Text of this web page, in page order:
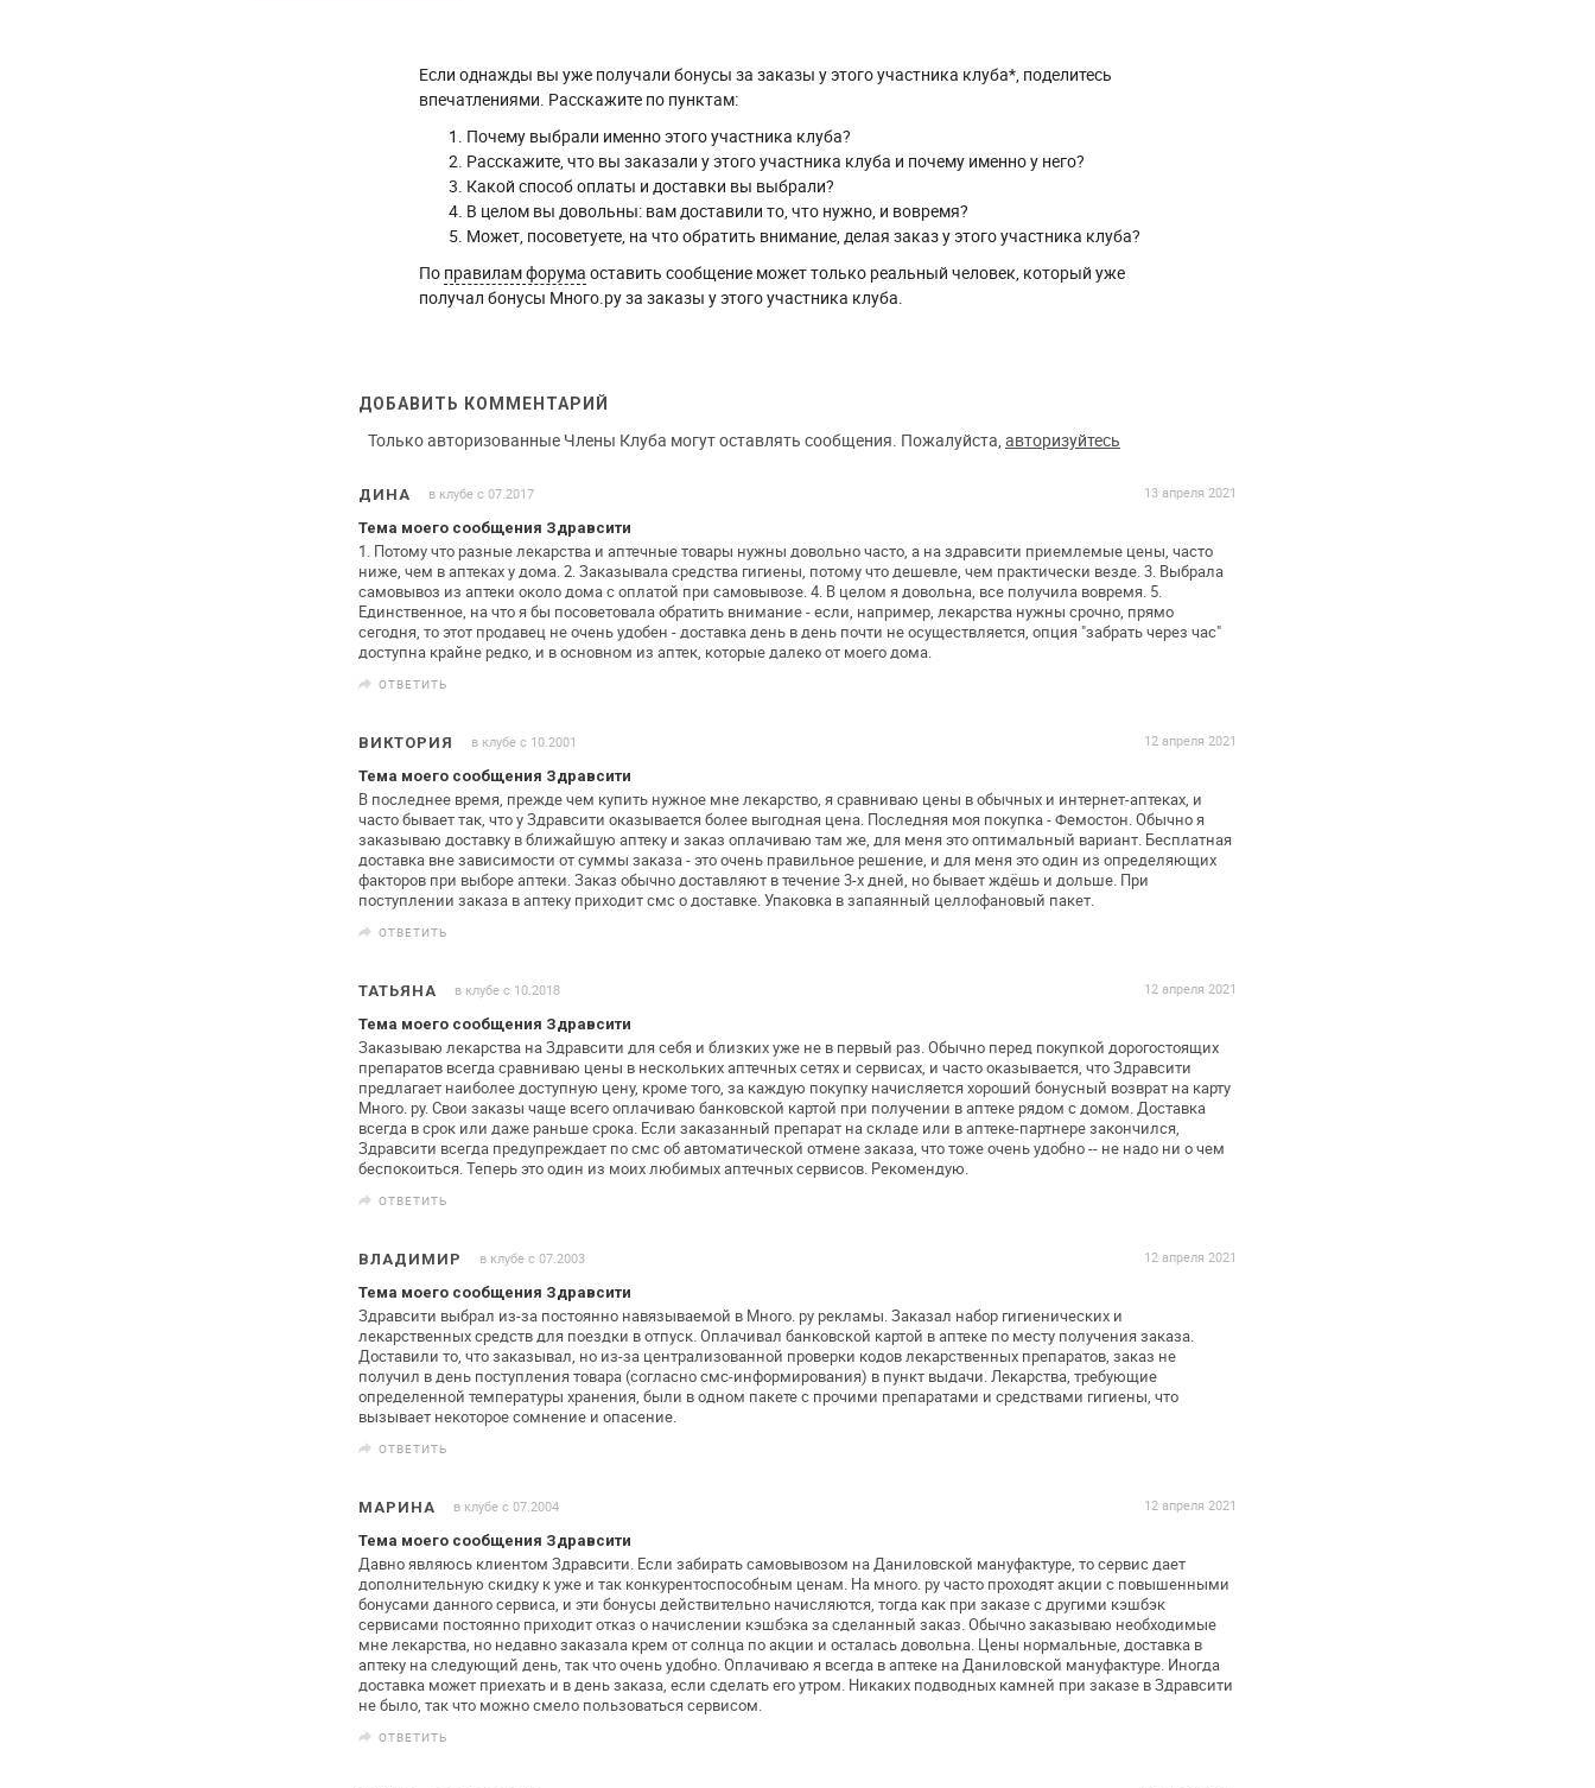
Если однажды вы уже получали бонусы за заказы у этого участника клуба*, поделитесь
впечатлениями. Расскажите по пунктам:
Почему выбрали именно этого участника клуба?
Расскажите, что вы заказали у этого участника клуба и почему именно у него?
Какой способ оплаты и доставки вы выбрали?
В целом вы довольны: вам доставили то, что нужно, и вовремя?
Может, посоветуете, на что обратить внимание, делая заказ у этого участника клуба?
По правилам форума оставить сообщение может только реальный человек, который уже
получал бонусы Много.ру за заказы у этого участника клуба.
ДОБАВИТЬ КОММЕНТАРИЙ
Только авторизованные Члены Клуба могут оставлять сообщения. Пожалуйста, авторизуйтесь
ДИНА в клубе с 07.2017
13 апреля 2021
Тема моего сообщения Здравсити
1. Потому что разные лекарства и аптечные товары нужны довольно часто, а на здравсити приемлемые цены, часто
ниже, чем в аптеках у дома.2. Заказывала средства гигиены, потому что дешевле, чем практически везде.3. Выбрала
самовывоз из аптеки около дома с оплатой при самовывозе.4. В целом я довольна, все получила вовремя. 5.
Единственное, на что я бы посоветовала обратить внимание- если, например, лекарства нужны срочно, прямо
сегодня, тоэтот продавец не очень удобен - доставка день в день почти не осуществляется, опция "забрать через час"
доступна крайне редко, и в основном из аптек, которые далеко от моего дома.
ОТВЕТИТЬ
ВИКТОРИЯ в клубе с 10.2001
12 апреля 2021
Тема моего сообщения Здравсити
В последнее время, прежде чем купить нужное мне лекарство, ясравниваю цены в обычных и интернет-аптеках, и
часто бываеттак, что у Здравсити оказывается более выгодная цена. Последняя моя покупка - Фемостон. Обычно я
заказываю доставку в ближайшую аптеку и заказ оплачиваю там же, для меня это оптимальный вариант. Бесплатная
доставка внезависимости от суммы заказа - это очень правильное решение, и для меня это один из определяющих
факторов при выбореаптеки. Заказ обычно доставляют в течение 3-х дней, нобывает ждёшь и дольше. При
поступлении заказа в аптеку приходит смс о доставке. Упаковка в запаянный целлофановый пакет.
ОТВЕТИТЬ
ТАТЬЯНА в клубе с 10.2018
12 апреля 2021
Тема моего сообщения Здравсити
Заказываю лекарства на Здравсити для себя и близких уже не в первый раз. Обычно перед покупкой дорогостоящих
препаратов всегда сравниваю цены в нескольких аптечных сетях и сервисах, и часто оказывается, что Здравсити
предлагает наиболее доступную цену, кроме того, за каждую покупку начисляется хороший бонусный возврат на карту
Много. ру.Свои заказы чаще всего оплачиваю банковской картой при получении в аптеке рядом с домом. Доставка
всегда в срок или даже раньше срока. Если заказанный препарат на складе или ваптеке-партнере закончился,
Здравсити всегда предупреждает по смс об автоматической отмене заказа, что тоже оченьудобно -- не надо ни о чем
беспокоиться. Теперь это один из моих любимых аптечных сервисов. Рекомендую.
ОТВЕТИТЬ
ВЛАДИМИР в клубе с 07.2003
12 апреля 2021
Тема моего сообщения Здравсити
Здравсити выбрал из-за постоянно навязываемой в Много. ру рекламы. Заказал набор гигиенических и
лекарственных средствдля поездки в отпуск. Оплачивал банковской картой в аптеке по месту получения заказа.
Доставили то, что заказывал, но из-за централизованной проверки кодов лекарственных препаратов, заказ не
получил в день поступления товара(согласно смс-информирования) в пункт выдачи. Лекарства, требующие
определенной температуры хранения, были в одном пакете с прочими препаратами и средствами гигиены, что
вызывает некоторое сомнение и опасение.
ОТВЕТИТЬ
МАРИНА в клубе с 07.2004
12 апреля 2021
Тема моего сообщения Здравсити
Давно являюсь клиентом Здравсити. Если забирать самовывозом на Даниловской мануфактуре, то сервис дает
дополнительную скидку к уже и так конкурентоспособным ценам. На много. ручасто проходят акции с повышенными
бонусами данного сервиса, и эти бонусы действительно начисляются, тогда как при заказес другими кэшбэк
сервисами постоянно приходит отказ о начислении кэшбэка за сделанный заказ.Обычно заказываю необходимые
мне лекарства, но недавнозаказала крем от солнца по акции и осталась довольна. Цены нормальные, доставка в
аптеку на следующий день, так чтоочень удобно.Оплачиваю я всегда в аптеке на Даниловской мануфактуре. Иногда
доставка может приехать и в день заказа, если сделатьего утром. Никаких подводных камней при заказе в Здравсити
не было, такчто можно смело пользоваться сервисом.
ОТВЕТИТЬ